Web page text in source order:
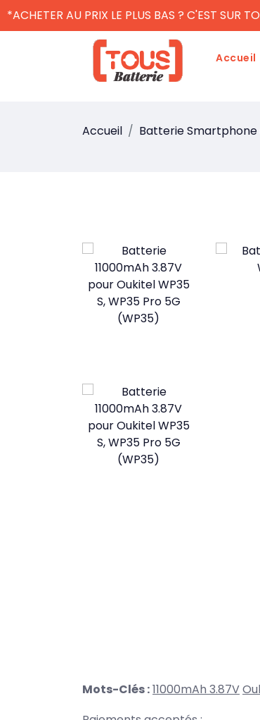
*ACHETER AU PRIX LE PLUS BAS ? C'EST SUR
Accueil
Accueil Batterie
Mots-Clés :11000mAh 3.87V